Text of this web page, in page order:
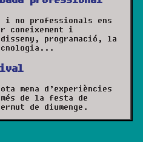
i no professionals ens
coneixement i
programació, la
mena d’experiències
de la festa de
de diumenge.